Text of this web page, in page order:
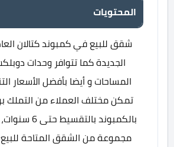
المحتويات
شقق للبيع في كمبوند كتالان
الجديدة كما تتوافر وحدات
المساحات و أيضا بأفضل الأسعار
تمكن مختلف العملاء من التملك
بالكمبوند
مجموعة من الشقق المتاحة